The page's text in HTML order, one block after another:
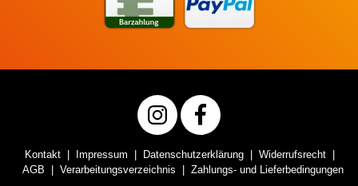
Kontakt Impressum Datenschutzerklärung
Widerrufsrecht
AGB
Verarbeitungsverzeichnis Zahlungs- und Lieferbedingungen